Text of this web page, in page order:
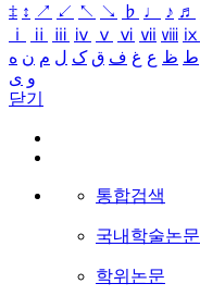
‡ ↕ ↗ ↙ ↖ ↘ ♭ ♩ ♪ ♬
ⅰ
ⅱ ⅲ ⅳ ⅴ ⅵ ⅶ ⅷ ⅸ
ط ظ ع غ ف ق ک ل م ن ه
و ی
닫기
통합검색
국내학술논문
학위논문